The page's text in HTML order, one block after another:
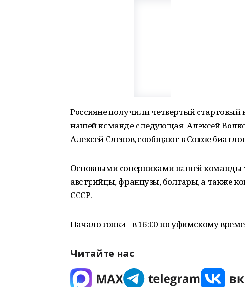
Россияне получили четвертый стартовый
нашей команде следующая: Алексей
Алексей Слепов, сообщают в Союзе
Основными соперниками нашей команды
австрийцы, французы, болгары, а также
СССР.
Начало гонки - в 16:00 по уфимскому
Читайте нас